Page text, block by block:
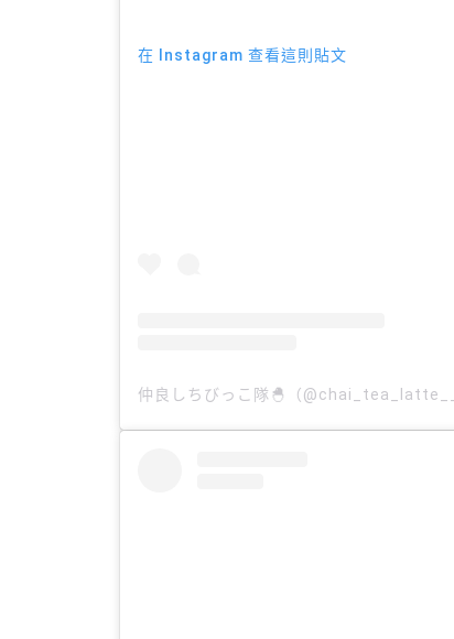
在 Instagram 查看這則貼文
仲良しちびっこ隊🐣（